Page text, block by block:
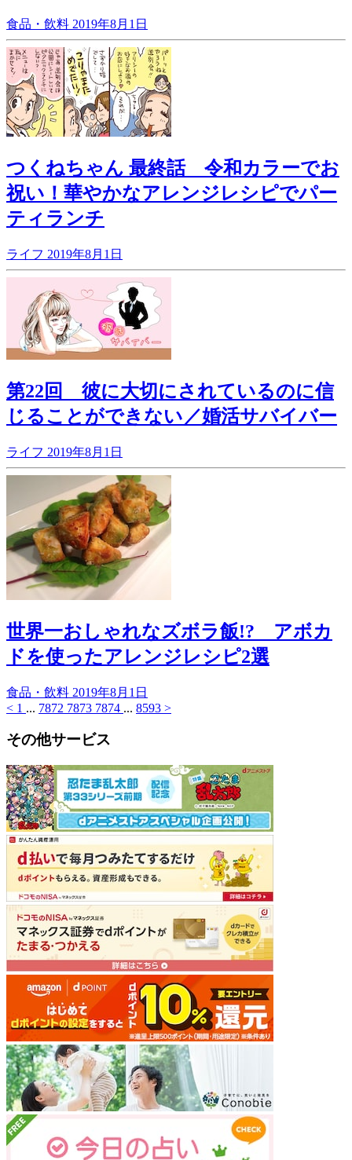
食品・飲料 2019年8月1日
つくねちゃん 最終話 令和カラーでお
祝い！華やかなアレンジレシピでパー
ティランチ
ライフ 2019年8月1日
第22回 彼に大切にされているのに信
じることができない／婚活サバイバー
ライフ 2019年8月1日
世界一おしゃれなズボラ飯!? アボカ
ドを使ったアレンジレシピ2選
食品・飲料 2019年8月1日
< 1 ... 7872 7873 7874 ... 8593 >
その他サービス